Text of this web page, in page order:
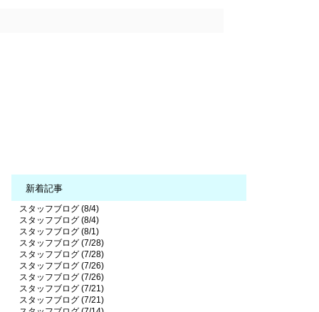
新着記事
スタッフブログ (8/4)
スタッフブログ (8/4)
スタッフブログ (8/1)
スタッフブログ (7/28)
スタッフブログ (7/28)
スタッフブログ (7/26)
スタッフブログ (7/26)
スタッフブログ (7/21)
スタッフブログ (7/21)